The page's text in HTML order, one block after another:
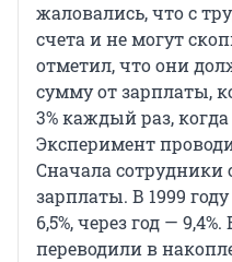
жаловались, что с
счета и не могут
отметил, что они
сумму от зарплаты,
3% каждый раз,
Эксперимент
Сначала сотрудники
зарплаты. В 1999
6,5%, через год —
переводили в